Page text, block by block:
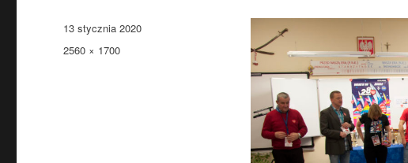
Data
publikacji
13 stycznia 2020
Pełny
2560 × 1700